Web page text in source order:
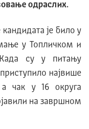
одраслих.
је било у
у Топличком и
су у питању
највише
чак у 16 округа
на завршном